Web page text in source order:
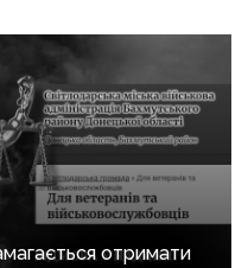
отримати